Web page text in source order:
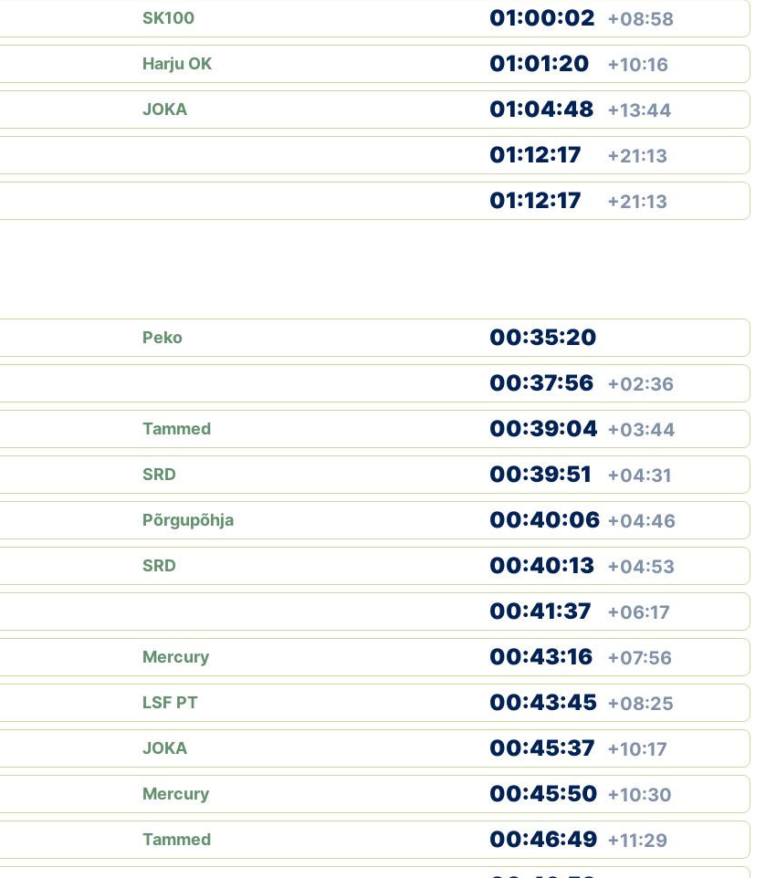
SK100 01:00:02 +08:58
Harju OK 01:01:20 +10:16
JOKA 01:04:48 +13:44
01:12:17 +21:13
01:12:17 +21:13
Peko 00:35:20
00:37:56 +02:36
Tammed 00:39:04 +03:44
SRD 00:39:51 +04:31
Põrgupõhja 00:40:06 +04:46
SRD 00:40:13 +04:53
00:41:37 +06:17
Mercury 00:43:16 +07:56
LSF PT 00:43:45 +08:25
JOKA 00:45:37 +10:17
Mercury 00:45:50 +10:30
Tammed 00:46:49 +11:29